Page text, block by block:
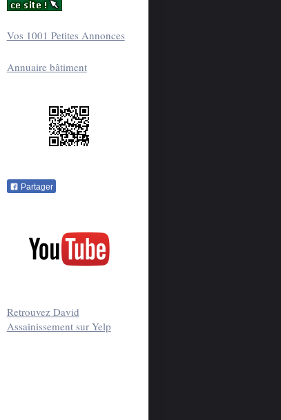
Vos 1001 Petites Annonces
Annuaire bâtiment
Partager
Retrouvez David
Assainissement sur Yelp